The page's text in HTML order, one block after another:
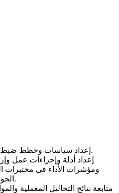
إعداد سياسات وخطط ضبط الجودة لأجهزة المختبرات.
إعداد أدلة وإجراءات عمل
ومؤشرات الأداء في مختبرات
الجودة ومعايير أداء المختبرات.
متابعة نتائج التحاليل المعملية